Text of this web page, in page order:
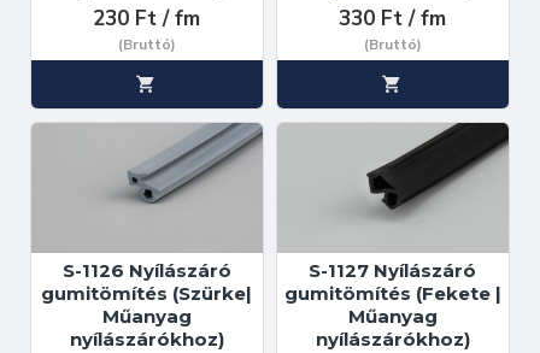
230 Ft / fm
(Bruttó)
330 Ft / fm
(Bruttó)
S-1126 Nyílászáró
gumitömítés (Szürke|
Műanyag
nyílászárókhoz)
S-1127 Nyílászáró
gumitömítés (Fekete |
Műanyag
nyílászárókhoz)